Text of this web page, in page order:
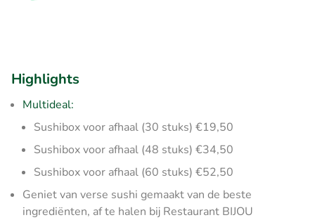
Highlights
Multideal:
Sushibox voor afhaal (30 stuks) €19,50
Sushibox voor afhaal (48 stuks) €34,50
Sushibox voor afhaal (60 stuks) €52,50
Geniet van verse sushi gemaakt van de beste
ingrediënten, af te halen bij Restaurant BIJOU